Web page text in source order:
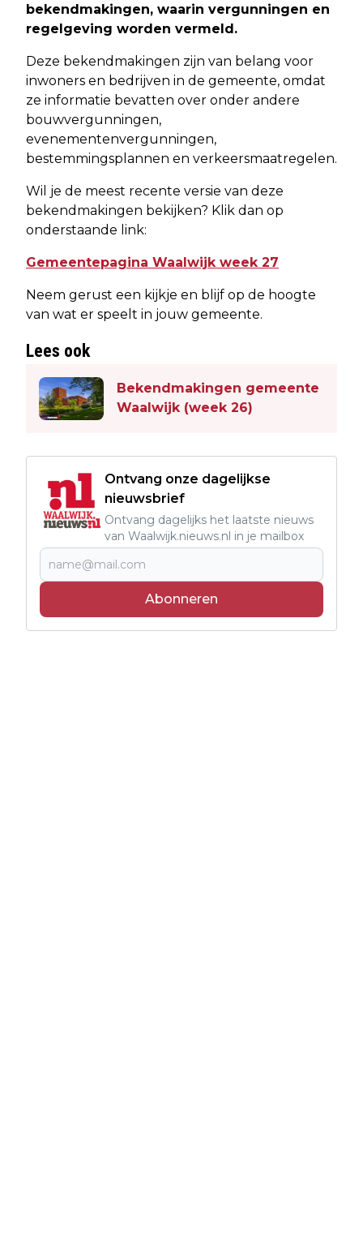
bekendmakingen, waarin vergunningen en
regelgeving worden vermeld.
Deze bekendmakingen zijn van belang voor
inwoners en bedrijven in de gemeente, omdat
ze informatie bevatten over onder andere
bouwvergunningen,
evenementenvergunningen,
bestemmingsplannen en verkeersmaatregelen.
Wil je de meest recente versie van deze
bekendmakingen bekijken? Klik dan op
onderstaande link:
Gemeentepagina Waalwijk week 27
Neem gerust een kijkje en blijf op de hoogte
van wat er speelt in jouw gemeente.
Lees ook
Bekendmakingen gemeente
Waalwijk (week 26)
Ontvang onze dagelijkse
nieuwsbrief
Ontvang dagelijks het laatste nieuws
van Waalwijk.nieuws.nl in je mailbox
Abonneren